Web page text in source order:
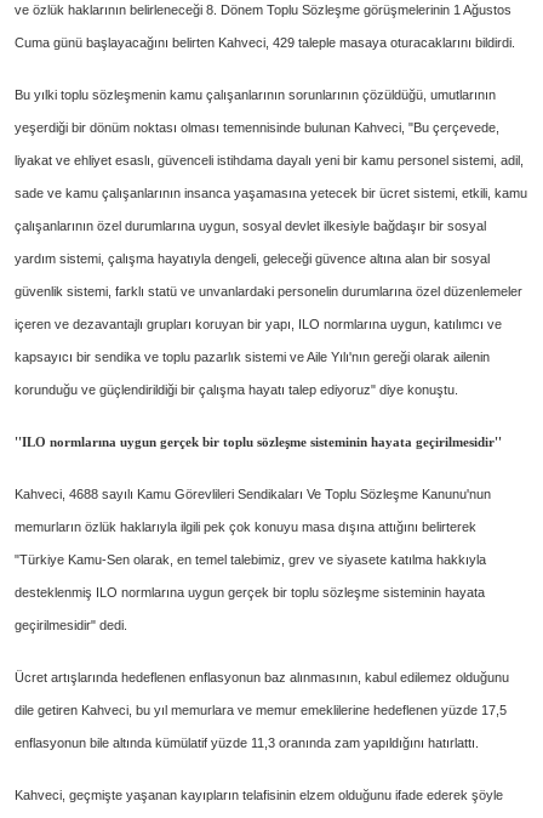
ve özlük haklarının belirleneceği 8. Dönem Toplu Sözleşme görüşmelerinin 1 Ağustos
Cuma günü başlayacağını belirten Kahveci, 429 taleple masaya oturacaklarını bildirdi.
Bu yılki toplu sözleşmenin kamu çalışanlarının sorunlarının çözüldüğü, umutlarının
yeşerdiği bir dönüm noktası olması temennisinde bulunan Kahveci, "Bu çerçevede,
liyakat ve ehliyet esaslı, güvenceli istihdama dayalı yeni bir kamu personel sistemi, adil,
sade ve kamu çalışanlarının insanca yaşamasına yetecek bir ücret sistemi, etkili, kamu
çalışanlarının özel durumlarına uygun, sosyal devlet ilkesiyle bağdaşır bir sosyal
yardım sistemi, çalışma hayatıyla dengeli, geleceği güvence altına alan bir sosyal
güvenlik sistemi, farklı statü ve unvanlardaki personelin durumlarına özel düzenlemeler
içeren ve dezavantajlı grupları koruyan bir yapı, ILO normlarına uygun, katılımcı ve
kapsayıcı bir sendika ve toplu pazarlık sistemi ve Aile Yılı'nın gereği olarak ailenin
korunduğu ve güçlendirildiği bir çalışma hayatı talep ediyoruz" diye konuştu.
''ILO normlarına uygun gerçek bir toplu sözleşme sisteminin hayata geçirilmesidir''
Kahveci, 4688 sayılı Kamu Görevlileri Sendikaları Ve Toplu Sözleşme Kanunu'nun
memurların özlük haklarıyla ilgili pek çok konuyu masa dışına attığını belirterek
"Türkiye Kamu-Sen olarak, en temel talebimiz, grev ve siyasete katılma hakkıyla
desteklenmiş ILO normlarına uygun gerçek bir toplu sözleşme sisteminin hayata
geçirilmesidir" dedi.
Ücret artışlarında hedeflenen enflasyonun baz alınmasının, kabul edilemez olduğunu
dile getiren Kahveci, bu yıl memurlara ve memur emeklilerine hedeflenen yüzde 17,5
enflasyonun bile altında kümülatif yüzde 11,3 oranında zam yapıldığını hatırlattı.
Kahveci, geçmişte yaşanan kayıpların telafisinin elzem olduğunu ifade ederek şöyle